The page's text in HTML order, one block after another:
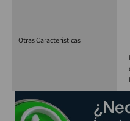
Otras Características